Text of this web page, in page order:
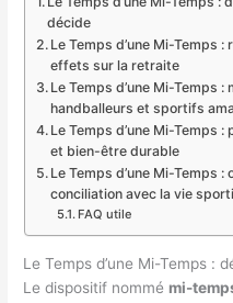
décide
Le Temps d’une Mi-Temps
effets sur la retraite
Le Temps d’une Mi-Temps
handballeurs et sportifs
Le Temps d’une Mi-Temps
et bien-être durable
Le Temps d’une Mi-Temps
conciliation avec la vie
FAQ utile
Le Temps d’une Mi-Temps :
Le dispositif nommé mi-